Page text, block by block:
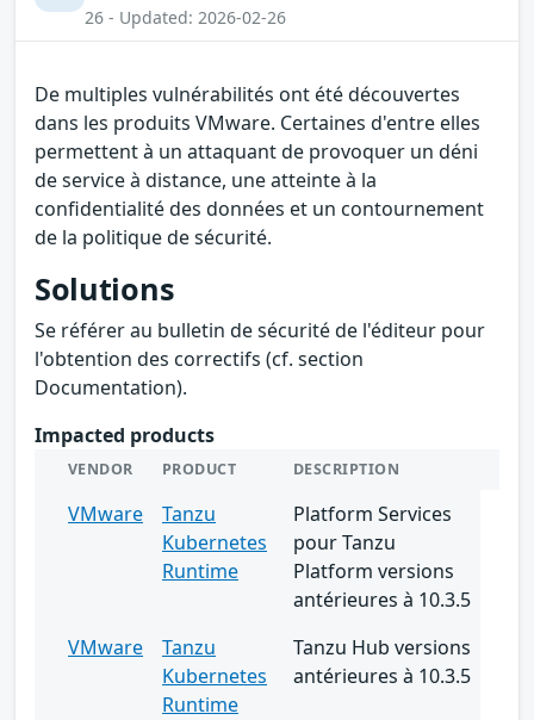
26 - Updated: 2026-02-26
De multiples vulnérabilités ont été découvertes
dans les produits VMware. Certaines d'entre elles
permettent à un attaquant de provoquer un déni
de service à distance, une atteinte à la
confidentialité des données et un contournement
de la politique de sécurité.
Solutions
Se référer au bulletin de sécurité de l'éditeur pour
l'obtention des correctifs (cf. section
Documentation).
Impacted products
VENDOR PRODUCT DESCRIPTION
VMware
Tanzu
Kubernetes
Runtime
Platform Services
pour Tanzu
Platform versions
antérieures à 10.3.5
VMware
Tanzu
Kubernetes
Runtime
Tanzu Hub versions
antérieures à 10.3.5